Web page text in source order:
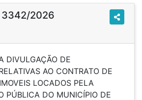
3342/2026
DIVULGAÇÃO DE
AO CONTRATO DE
LOCADOS PELA
PÚBLICA DO MUNICÍPIO DE